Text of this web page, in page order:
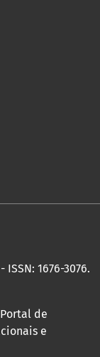
ISSN: 1676-3076.
de
e